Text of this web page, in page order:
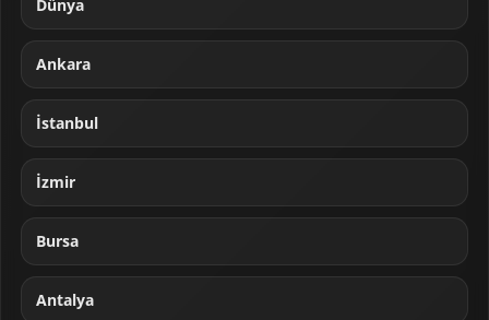
Dünya
Ankara
İstanbul
İzmir
Bursa
Antalya